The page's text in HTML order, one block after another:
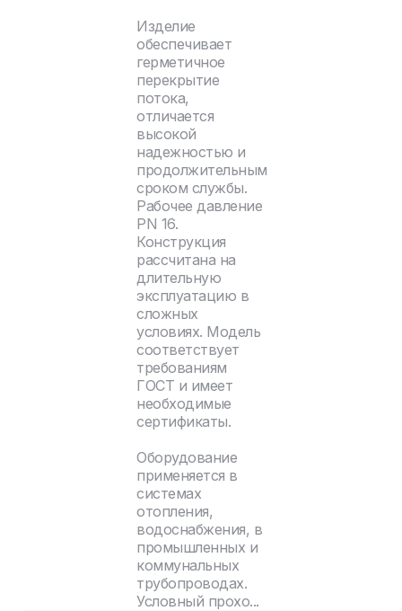
Изделие
обеспечивает
герметичное
перекрытие
потока,
отличается
высокой
надежностью и
продолжительным
сроком службы.
Рабочее давление
PN 16.
Конструкция
рассчитана на
длительную
эксплуатацию в
сложных
условиях. Модель
соответствует
требованиям
ГОСТ и имеет
необходимые
сертификаты.
Оборудование
применяется в
системах
отопления,
водоснабжения, в
промышленных и
коммунальных
трубопроводах.
Условный прохо...